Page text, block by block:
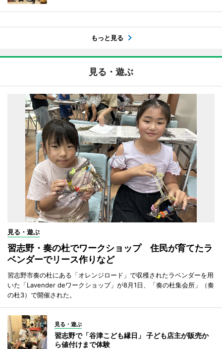
もっと見る
見る・遊ぶ
見る・遊ぶ
習志野・奏の杜でワークショップ 住民が育てたラ
ベンダーでリース作りなど
習志野市奏の杜にある「オレンジロード」で収穫されたラベンダーを用
いた「Lavender deワークショップ」が8月1日、「奏の杜集会所」（奏
の杜3）で開催された。
見る・遊ぶ
習志野で「谷津こども縁日」 子ども店主が販売か
ら値付けまで体験